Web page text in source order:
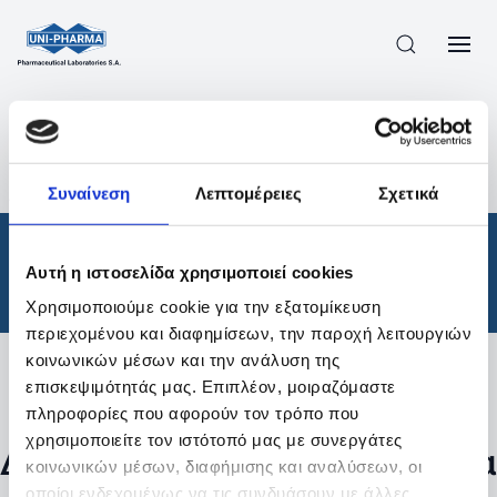
Συναίνεση Λεπτομέρειες Σχετικά
Αυτή η ιστοσελίδα χρησιμοποιεί cookies
Χρησιμοποιούμε cookie για την εξατομίκευση
περιεχομένου και διαφημίσεων, την παροχή λειτουργιών
κοινωνικών μέσων και την ανάλυση της
επισκεψιμότητάς μας. Επιπλέον, μοιραζόμαστε
πληροφορίες που αφορούν τον τρόπο που
χρησιμοποιείτε τον ιστότοπό μας με συνεργάτες
κοινωνικών μέσων, διαφήμισης και αναλύσεων, οι
οποίοι ενδεχομένως να τις συνδυάσουν με άλλες
ΠΡΟΪΟΝΤΑ
ΘΕΡΑΠΕΥΤΙΚΈΣ ΚΑΤΗΓΟΡΊΕΣ
/
ΑΠΟΤΕΛΕΣΜΑΤΑ ΑΝΑΖΗΤΗΣΗΣ
Θεραπευτικές Κατηγορίες
Φίλτρα
Δεν βρέθηκαν προϊόντα με τα